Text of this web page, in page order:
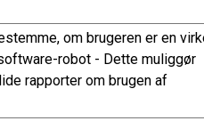
om brugeren er en
robot - Dette muliggør
rapporter om brugen af